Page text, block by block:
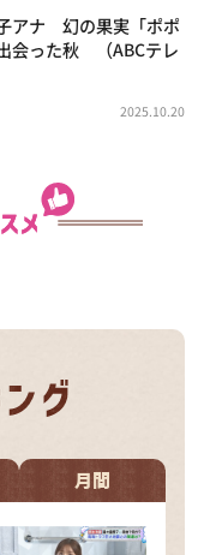
アナ 幻の果実「ポポ
会った秋 （ABCテレ
2025.10.20
月間